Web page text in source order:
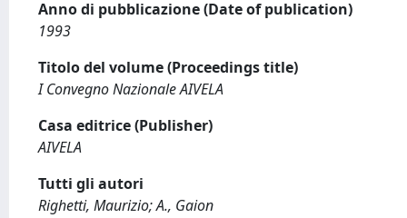
Anno di pubblicazione (Date of publication)
1993
Titolo del volume (Proceedings title)
I Convegno Nazionale AIVELA
Casa editrice (Publisher)
AIVELA
Tutti gli autori
Righetti, Maurizio; A., Gaion